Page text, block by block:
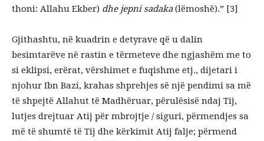
thoni: Allahu Ekber) dhe jepni sadaka(lëmoshë).” [3]
Gjithashtu, në kuadrin e detyrave që u dalin
besimtarëve në rastin e tërmeteve dhe ngjashëm me to
si eklipsi, erërat, vërshimet e fuqishme etj., dijetari i
njohur Ibn Bazi, krahas shprehjes së një pendimi sa më
të shpejtë Allahut të Madhëruar, përulësisë ndaj Tij,
lutjes drejtuar Atij për mbrojtje / siguri, përmendjes sa
më të shumtë të Tij dhe kërkimit Atij falje; përmend